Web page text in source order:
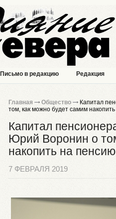
Письмо в редакцию Редакция
Главная Общество
Капитал
том, как можно будет самим
Капитал
Юрий Воронин о
накопить на пенсию
7 ФЕВРАЛЯ 2019